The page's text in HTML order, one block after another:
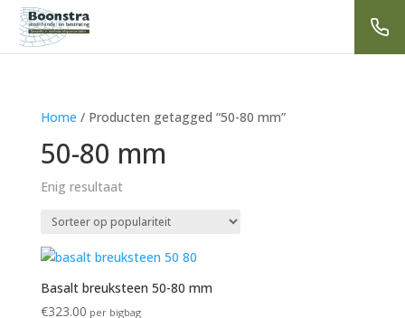
Home / Producten getagged “50-80 mm”
50-80 mm
Enig resultaat
Basalt breuksteen 50-80 mm
€323.00 per bigbag